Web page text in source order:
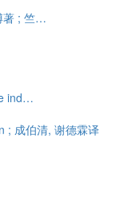
著 ; 竺…
ind…
; 成伯清, 谢德霖译